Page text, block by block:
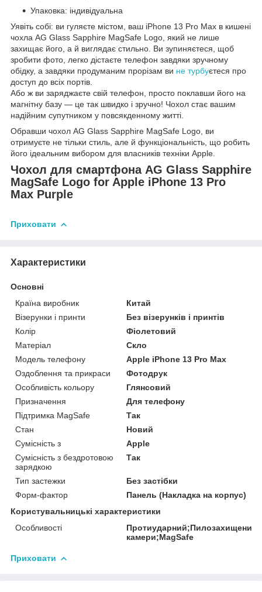
Упаковка: індивідуальна
Уявіть собі: ви гуляєте містом, ваш iPhone 13 Pro Max в кишені
чохла AG Glass Sapphire MagSafe Logo, який не лише
захищає його, а й виглядає стильно. Ви зупиняєтеся, щоб
зробити фото, легко дістаєте телефон завдяки зручному
обідку, а завдяки продуманим прорізам ви не турбуєтеся про
доступ до всіх портів.
Або ж ви заряджаєте свій телефон, просто поклавши його на
магнітну базу — це так швидко і зручно! Чохол стає вашим
надійним супутником у повсякденному житті.
Обравши чохол AG Glass Sapphire MagSafe Logo, ви
отримуєте не тільки стиль, але й функціональність, що робить
його ідеальним вибором для власників техніки Apple.
Чохол для смартфона AG Glass Sapphire
MagSafe Logo for Apple iPhone 13 Pro
Max Purple
Приховати
Характеристики
Основні
Країна виробник
Китай
Візерунки і принти
Без візерунків і принтів
Колір
Фіолетовий
Матеріал
Скло
Модель телефону
Apple iPhone 13 Pro Max
Оздоблення та прикраси
Фотодрук
Особливість кольору
Глянсовий
Призначення
Для телефону
Підтримка MagSafe
Так
Стан
Новий
Сумісність з
Apple
Сумісність з бездротовою
зарядкою
Так
Тип застежки
Без застібки
Форм-фактор
Панель (Накладка на корпус)
Користувальницькі характеристики
Особливості
камери;MagSafe
Приховати